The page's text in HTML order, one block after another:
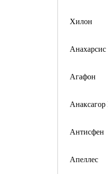
Хилон
Анахарсис
Агафон
Антисфен
Апеллес